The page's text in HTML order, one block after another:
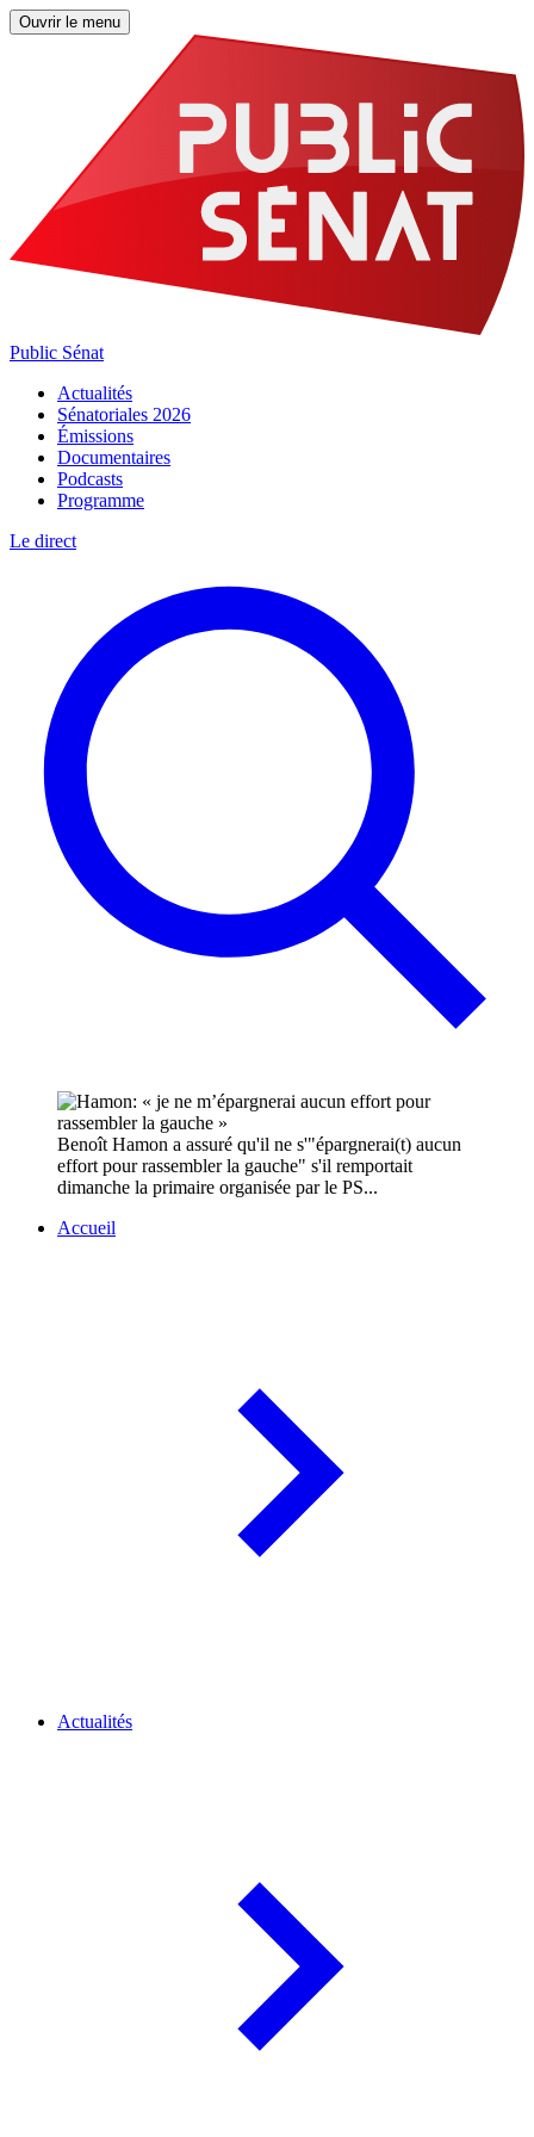
Ouvrir le menu
Public Sénat
Actualités
Sénatoriales 2026
Émissions
Documentaires
Podcasts
Programme
Le direct
Benoît Hamon a assuré qu'il ne s'"épargnerai(t) aucun
effort pour rassembler la gauche" s'il remportait
dimanche la primaire organisée par le PS...
Accueil
Actualités